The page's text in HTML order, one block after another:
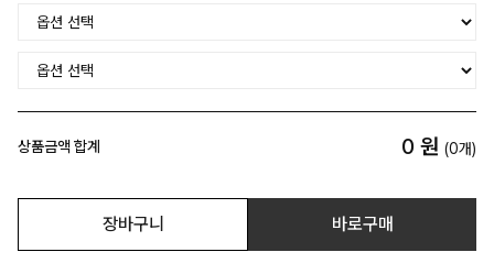
상품금액 합계 0 원 (0개)
장바구니 바로구매